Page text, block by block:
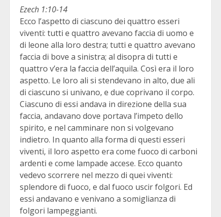
Ezech 1:10-14
Ecco l’aspetto di ciascuno dei quattro esseri
viventi: tutti e quattro avevano faccia di uomo e
di leone alla loro destra; tutti e quattro avevano
faccia di bove a sinistra; al disopra di tutti e
quattro v’era la faccia dell’aquila. Così era il loro
aspetto. Le loro ali si stendevano in alto, due ali
di ciascuno si univano, e due coprivano il corpo.
Ciascuno di essi andava in direzione della sua
faccia, andavano dove portava l’impeto dello
spirito, e nel camminare non si volgevano
indietro. In quanto alla forma di questi esseri
viventi, il loro aspetto era come fuoco di carboni
ardenti e come lampade accese. Ecco quanto
vedevo scorrere nel mezzo di quei viventi:
splendore di fuoco, e dal fuoco uscir folgori. Ed
essi andavano e venivano a somiglianza di
folgori lampeggianti.